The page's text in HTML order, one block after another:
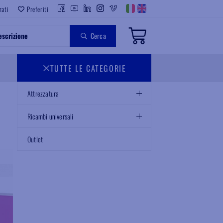
Preferiti
Cerca
TUTTE LE CATEGORIE
Attrezzatura
Ricambi universali
Outlet